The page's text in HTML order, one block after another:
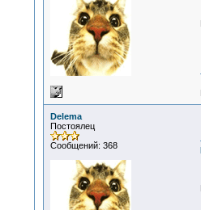
Delema
Постоялец
Сообщений: 368